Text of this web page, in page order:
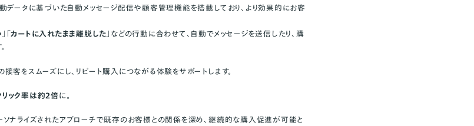
うやってわかる？
設定できる？
について、ターゲティング型LINEメッセージとは、どの配信機能が対象になります
データに基づいた自動メッセージ配信や顧客管理機能を搭載しており、より効果的にお客
」「カートに入れたまま離脱した」などの行動に合わせて、自動でメッセージを送信したり、購
客をスムーズにし、リピート購入につながる体験をサポートします。
ック率は約2倍に。
ソナライズされたアプローチで既存のお客様との関係を深め、継続的な購入促進が可能と